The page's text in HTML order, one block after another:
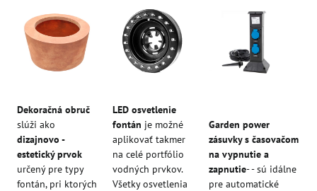
Dekoračná obruč
slúži ako
dizajnovo -
estetický prvok
určený pre typy
fontán, pri ktorých
LED osvetlenie
fontán je možné
aplikovať takmer
na celé portfólio
vodných prvkov.
Všetky osvetlenia
Garden power
zásuvky s časovačom
na vypnutie a
zapnutie- - sú idálne
pre automatické